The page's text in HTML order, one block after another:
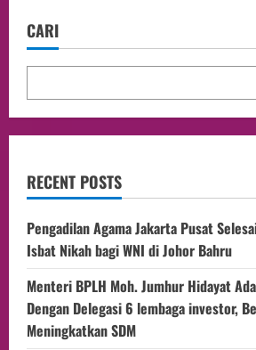
CARI
RECENT POSTS
Pengadilan Agama Jakarta Pusat
Isbat Nikah bagi WNI di Johor Bahru
Menteri BPLH Moh. Jumhur Hidayat
Dengan Delegasi 6 lembaga investor,
Meningkatkan SDM